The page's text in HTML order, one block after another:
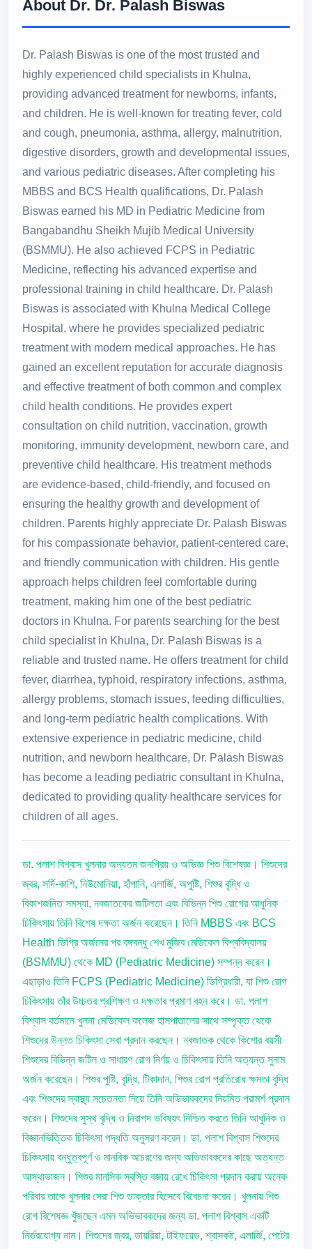
About Dr. Dr. Palash Biswas
Dr. Palash Biswas is one of the most trusted and
highly experienced child specialists in Khulna,
providing advanced treatment for newborns, infants,
and children. He is well-known for treating fever, cold
and cough, pneumonia, asthma, allergy, malnutrition,
digestive disorders, growth and developmental issues,
and various pediatric diseases. After completing his
MBBS and BCS Health qualifications, Dr. Palash
Biswas earned his MD in Pediatric Medicine from
Bangabandhu Sheikh Mujib Medical University
(BSMMU). He also achieved FCPS in Pediatric
Medicine, reflecting his advanced expertise and
professional training in child healthcare. Dr. Palash
Biswas is associated with Khulna Medical College
Hospital, where he provides specialized pediatric
treatment with modern medical approaches. He has
gained an excellent reputation for accurate diagnosis
and effective treatment of both common and complex
child health conditions. He provides expert
consultation on child nutrition, vaccination, growth
monitoring, immunity development, newborn care, and
preventive child healthcare. His treatment methods
are evidence-based, child-friendly, and focused on
ensuring the healthy growth and development of
children. Parents highly appreciate Dr. Palash Biswas
for his compassionate behavior, patient-centered care,
and friendly communication with children. His gentle
approach helps children feel comfortable during
treatment, making him one of the best pediatric
doctors in Khulna. For parents searching for the best
child specialist in Khulna, Dr. Palash Biswas is a
reliable and trusted name. He offers treatment for child
fever, diarrhea, typhoid, respiratory infections, asthma,
allergy problems, stomach issues, feeding difficulties,
and long-term pediatric health complications. With
extensive experience in pediatric medicine, child
nutrition, and newborn healthcare, Dr. Palash Biswas
has become a leading pediatric consultant in Khulna,
dedicated to providing quality healthcare services for
children of all ages.
ডা. পলাশ বিশ্বাস খুলনার অন্যতম জনপ্রিয় ও অভিজ্ঞ শিশু বিশেষজ্ঞ। শিশুদের
জ্বর, সর্দি-কাশি, নিউমোনিয়া, হাঁপানি, এলার্জি, অপুষ্টি, শিশুর বৃদ্ধি ও
বিকাশজনিত সমস্যা, নবজাতকের জটিলতা এবং বিভিন্ন শিশু রোগের আধুনিক
চিকিৎসায় তিনি বিশেষ দক্ষতা অর্জন করেছেন। তিনি MBBS এবং BCS
Health ডিগ্রি অর্জনের পর বঙ্গবন্ধু শেখ মুজিব মেডিকেল বিশ্ববিদ্যালয়
(BSMMU) থেকে MD (Pediatric Medicine) সম্পন্ন করেন।
এছাড়াও তিনি FCPS (Pediatric Medicine) ডিগ্রিধারী, যা শিশু রোগ
চিকিৎসায় তাঁর উচ্চতর প্রশিক্ষণ ও দক্ষতার প্রমাণ বহন করে। ডা. পলাশ
বিশ্বাস বর্তমানে খুলনা মেডিকেল কলেজ হাসপাতালের সাথে সম্পৃক্ত থেকে
শিশুদের উন্নত চিকিৎসা সেবা প্রদান করছেন। নবজাতক থেকে কিশোর বয়সী
শিশুদের বিভিন্ন জটিল ও সাধারণ রোগ নির্ণয় ও চিকিৎসায় তিনি অত্যন্ত সুনাম
অর্জন করেছেন। শিশুর পুষ্টি, বৃদ্ধি, টিকাদান, শিশুর রোগ প্রতিরোধ ক্ষমতা বৃদ্ধি
এবং শিশুদের স্বাস্থ্য সচেতনতা নিয়ে তিনি অভিভাবকদের নিয়মিত পরামর্শ প্রদান
করেন। শিশুদের সুস্থ বৃদ্ধি ও নিরাপদ ভবিষ্যৎ নিশ্চিত করতে তিনি আধুনিক ও
বিজ্ঞানভিত্তিক চিকিৎসা পদ্ধতি অনুসরণ করেন। ডা. পলাশ বিশ্বাস শিশুদের
চিকিৎসায় বন্ধুত্বপূর্ণ ও মানবিক আচরণের জন্য অভিভাবকদের কাছে অত্যন্ত
আস্থাভাজন। শিশুর মানসিক স্বস্তি বজায় রেখে চিকিৎসা প্রদান করায় অনেক
পরিবার তাকে খুলনার সেরা শিশু ডাক্তার হিসেবে বিবেচনা করেন। খুলনায় শিশু
রোগ বিশেষজ্ঞ খুঁজছেন এমন অভিভাবকদের জন্য ডা. পলাশ বিশ্বাস একটি
নির্ভরযোগ্য নাম। শিশুদের জ্বর, ডায়রিয়া, টাইফয়েড, শ্বাসকষ্ট, এলার্জি, পেটের